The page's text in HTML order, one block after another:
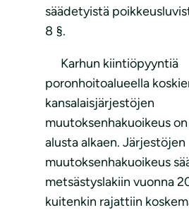
säädetyistä
8 §.
Karhun kiintiöpyyntiä
poronhoitoalueella
kansalaisjärjestöjen
muutoksenhakuoikeus
alusta alkaen. Järjestöjen
muutoksenhakuoikeus
metsästyslakiin vuonna
kuitenkin rajattiin